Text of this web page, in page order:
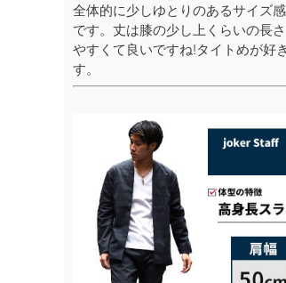
全体的に少しゆとりのあるサイズ
です。丈は膝の少し上くらいの長
やすくて良いですね!タイトめが好
す。